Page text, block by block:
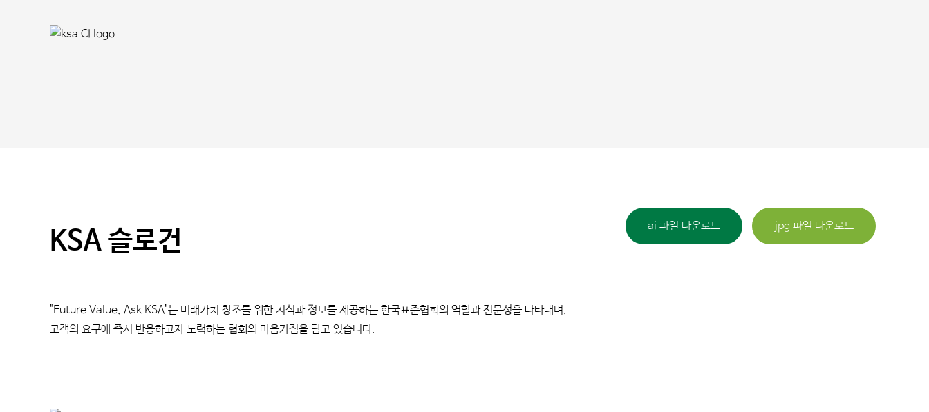
KSA 슬로건
"Future Value, Ask KSA"는 미래가치 창조를 위한 지식과 정보를 제공하는 한국표준협회의 역할과 전문성을 나타내며,
고객의 요구에 즉시 반응하고자 노력하는 협회의 마음가짐을 담고 있습니다.
ai 파일 다운로드 jpg 파일 다운로드